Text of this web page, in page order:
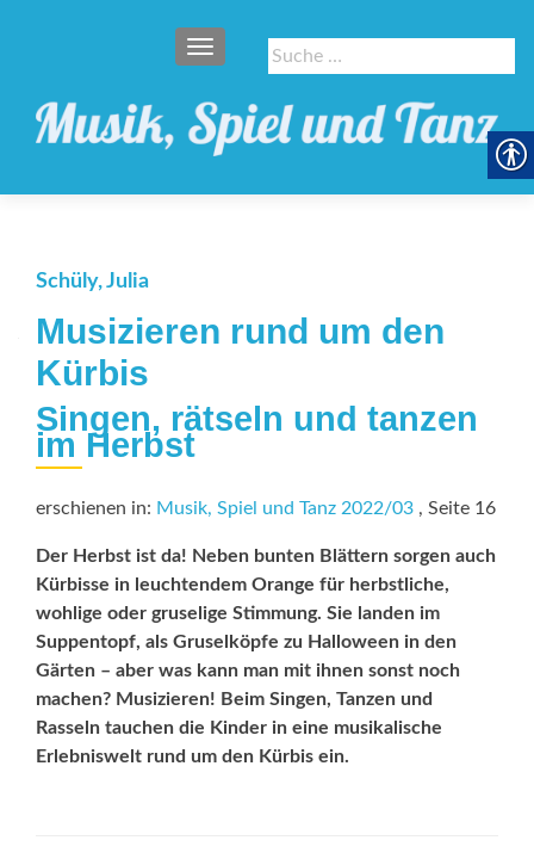
Suche
nach:
SCHALTE NAVIGATION
Schüly, Julia
Musizieren rund um den
Kürbis
Singen, rätseln und tanzen
im Herbst
erschienen in: Musik, Spiel und Tanz 2022/03 , Seite 16
Der Herbst ist da! Neben bunten Blättern sorgen auch
Kürbisse in leuchtendem Orange für herbstliche,
wohlige oder gruselige Stimmung. Sie landen im
Suppentopf, als Gruselköpfe zu Halloween in den
Gärten – aber was kann man mit ihnen sonst noch
machen? Musizieren! Beim Singen, Tanzen und
Rasseln tauchen die Kinder in eine musikalische
Erlebniswelt rund um den Kürbis ein.